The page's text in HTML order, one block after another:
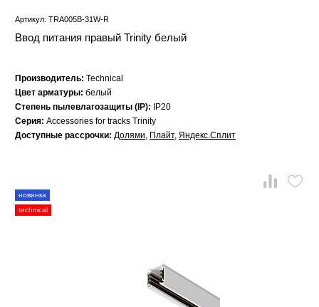
Артикул: TRA005B-31W-R
Ввод питания правый Trinity белый
Производитель: Technical
Цвет арматуры: белый
Степень пылевлагозащиты (IP):
IP20
Серия: Accessories for tracks Trinity
Доступные рассрочки: Долями, Плайт, Яндекс.Сплит
новинка
technical